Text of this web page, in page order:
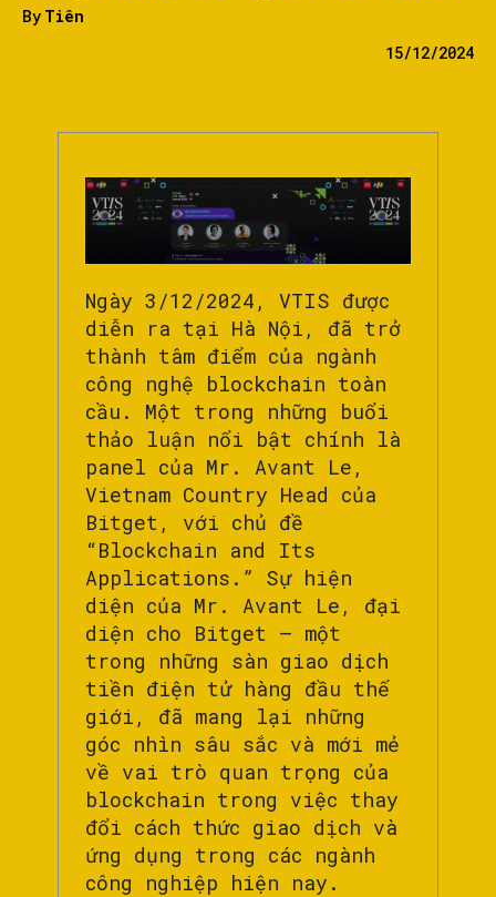
By Tiên
15/12/2024
Ngày 3/12/2024, VTIS được
diễn ra tại Hà Nội, đã trở
thành tâm điểm của ngành
công nghệ blockchain toàn
cầu. Một trong những buổi
thảo luận nổi bật chính là
panel của Mr. Avant Le,
Vietnam Country Head của
Bitget, với chủ đề
“Blockchain and Its
Applications.” Sự hiện
diện của Mr. Avant Le, đại
diện cho Bitget – một
trong những sàn giao dịch
tiền điện tử hàng đầu thế
giới, đã mang lại những
góc nhìn sâu sắc và mới mẻ
về vai trò quan trọng của
blockchain trong việc thay
đổi cách thức giao dịch và
ứng dụng trong các ngành
công nghiệp hiện nay.